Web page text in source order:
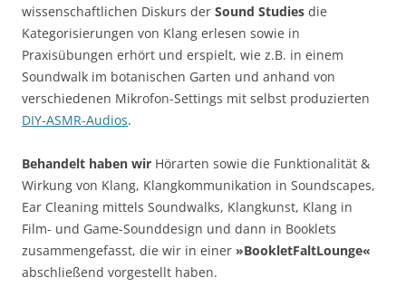
wissenschaftlichen Diskurs der Sound Studies die
Kategorisierungen von Klang erlesen sowie in
Praxisübungen erhört und erspielt, wie z.B. in einem
Soundwalk im botanischen Garten und anhand von
verschiedenen Mikrofon-Settings mit selbst produzierten
DIY-ASMR-Audios.
Behandelt haben wir Hörarten sowie die Funktionalität &
Wirkung von Klang, Klangkommunikation in Soundscapes,
Ear Cleaning mittels Soundwalks, Klangkunst, Klang in
Film- und Game-Sounddesign und dann in Booklets
zusammengefasst, die wir in einer »BookletFaltLounge«
abschließend vorgestellt haben.